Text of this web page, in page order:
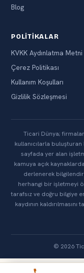
Blog
POLITIKALAR
KVKK Aydınlatma Metni
Çerez Politikası
Kullanım Koşulları
Gizlilik Sözleşmesi
Ticari Dünya;
kullanıcılarla
sayfada yer alan
kamuya açık
derlenerek
herhangi bir işletmeyi
tarafsız ve doğru bilgiye
kaydının
© 2026